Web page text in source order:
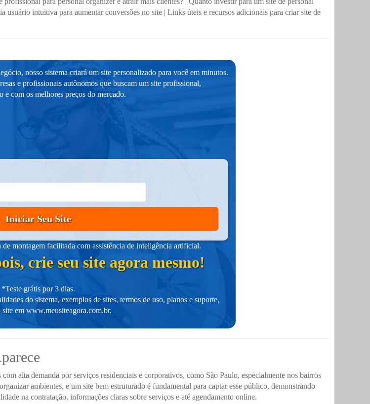
usuário intuitiva para aumentar conversões no site | Links úteis e recursos adicionais para criar site de
nosso sistema criará um site personalizado para você em minutos.
e profissionais autônomos que buscam um site profissional,
e com os melhores preços do mercado.
Iniciar Seu Site
montagem facilitada com assistência de inteligência artificial.
crie seu site agora mesmo!
*Teste grátis por 3 dias.
do sistema, exemplos de sites, termos de uso, planos e suporte,
site em www.meusiteagora.com.br.
alta demanda por serviços residenciais e corporativos, como São Paulo, especialmente nos bairros
ambientes, e um site bem estruturado é fundamental para captar esse público, demonstrando
na contratação, informações claras sobre serviços e até agendamento online.